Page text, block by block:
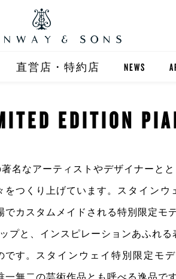
直営店・特約店
直営店 (大阪)
NEWS
EDITION
名なアーティストやデザイナーと
つくり上げています。 スタインウ
カスタムメイドされる特別限定モ
プと、インスピレーションあふれ
す。 スタインウェイ特別限定モ